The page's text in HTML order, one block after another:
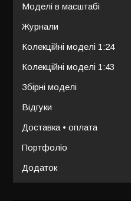
Моделі в масштабі
Журнали
Колекційні моделі 1:24
Колекційні моделі 1:43
Збірні моделі
Відгуки
Доставка • оплата
Портфоліо
Додаток